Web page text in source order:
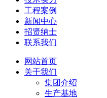
工程案例
新闻中心
招贤纳士
联系我们
网站首页
关于我们
集团介绍
生产基地